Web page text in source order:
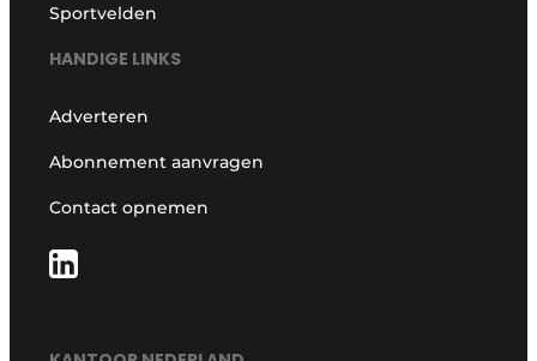
Sportvelden
HANDIGE LINKS
Adverteren
Abonnement aanvragen
Contact opnemen